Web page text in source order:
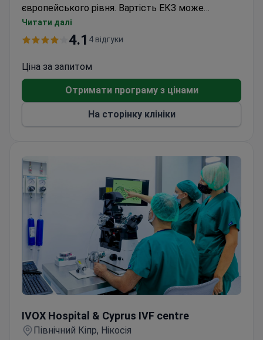
європейського рівня. Вартість ЕКЗ може
становити від 9 700 до 15 400 доларів. Клініка
має власну базу донорів яйцеклітин із
доцент, доктор Саваш Озігіт, фахівець з ЕКЗ із
великим досвідом у репродуктивній медицині.
Читати далі
4.1 4 відгуки
Ціна за запитом
Отримати програму з цінами
На сторінку клініки
IVOX Hospital & Cyprus IVF centre
Північний Кіпр, Нікосія